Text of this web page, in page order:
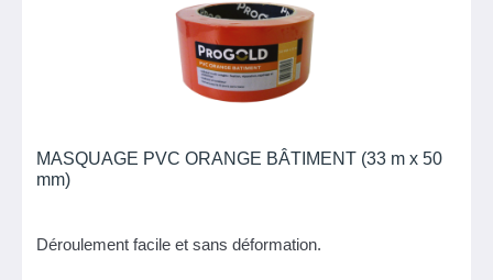
MASQUAGE PVC ORANGE BÂTIMENT (33 m x 50
mm)
Déroulement facile et sans déformation.